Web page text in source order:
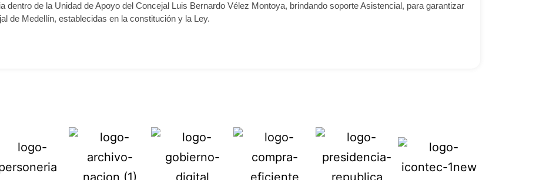
dentro de la Unidad de Apoyo del Concejal Luis Bernardo Vélez Montoya, brindando soporte Asistencial, para garantizar
de Medellín, establecidas en la constitución y la Ley.